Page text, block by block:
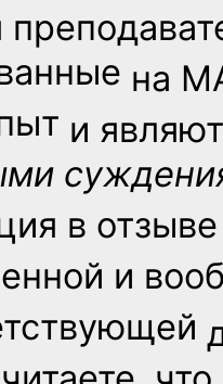
на
и
в
и